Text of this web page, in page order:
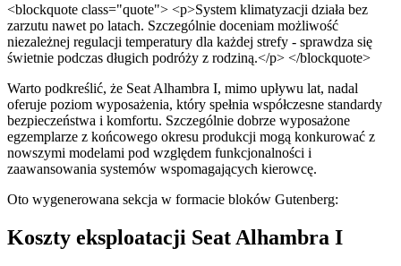
<blockquote class="quote"> <p>System klimatyzacji działa bez
zarzutu nawet po latach. Szczególnie doceniam możliwość
niezależnej regulacji temperatury dla każdej strefy - sprawdza się
świetnie podczas długich podróży z rodziną.</p> </blockquote>
Warto podkreślić, że Seat Alhambra I, mimo upływu lat, nadal
oferuje poziom wyposażenia, który spełnia współczesne standardy
bezpieczeństwa i komfortu. Szczególnie dobrze wyposażone
egzemplarze z końcowego okresu produkcji mogą konkurować z
nowszymi modelami pod względem funkcjonalności i
zaawansowania systemów wspomagających kierowcę.
Oto wygenerowana sekcja w formacie bloków Gutenberg:
Koszty eksploatacji Seat Alhambra I